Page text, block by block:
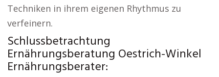
Techniken in ihrem eigenen Rhythmus zu
verfeinern.
Schlussbetrachtung
Ernährungsberatung Oestrich-Winkel
Ernährungsberater: